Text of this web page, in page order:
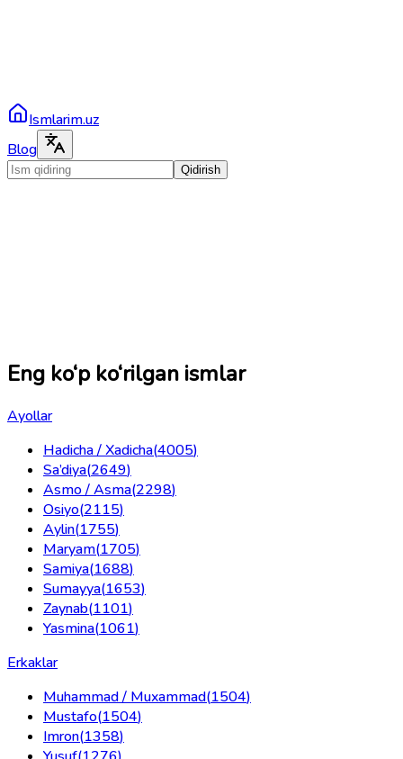
Ismlarim.uz
Blog
Qidirish
Eng ko‘p ko‘rilgan ismlar
Ayollar
Hadicha / Xadicha(4005)
Sa’diya(2649)
Asmo / Asma(2298)
Osiyo(2115)
Aylin(1755)
Maryam(1705)
Samiya(1688)
Sumayya(1653)
Zaynab(1101)
Yasmina(1061)
Erkaklar
Muhammad / Muxammad(1504)
Mustafo(1504)
Imron(1358)